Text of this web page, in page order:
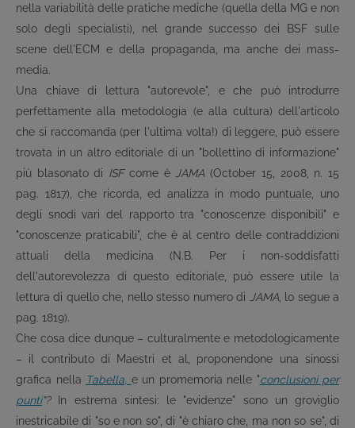
nella variabilità delle pratiche mediche (quella della MG e non
solo degli specialisti), nel grande successo dei BSF sulle
scene dell'ECM e della propaganda, ma anche dei mass-
media.
Una chiave di lettura "autorevole", e che può introdurre
perfettamente alla metodologia (e alla cultura) dell'articolo
che si raccomanda (per l'ultima volta!) di leggere, può essere
trovata in un altro editoriale di un "bollettino di informazione"
più blasonato di ISFcome è JAMA (October 15, 2008, n. 15
pag. 1817), che ricorda, ed analizza in modo puntuale, uno
degli snodi vari del rapporto tra "conoscenze disponibili" e
"conoscenze praticabili", che è al centro delle contraddizioni
attuali della medicina (N.B. Per i non-soddisfatti
dell'autorevolezza di questo editoriale, può essere utile la
lettura di quello che, nello stesso numero di
JAMA, lo segue a
pag. 1819).
Che cosa dice dunque – culturalmente e metodologicamente
– il contributo di Maestri et al, proponendone una sinossi
grafica nella Tabella, e un promemoria nelle "conclusioni per
punti"?In estrema sintesi: le "evidenze" sono un groviglio
inestricabile di "so e non so", di "è chiaro che, ma non so se", di